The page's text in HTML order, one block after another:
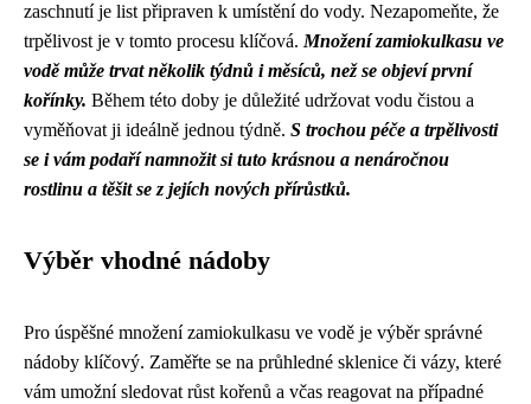
zaschnutí je list připraven k umístění do vody. Nezapomeňte, že
trpělivost je v tomto procesu klíčová. Množení zamiokulkasu ve
vodě může trvat několik týdnů i měsíců, než se objeví první
kořínky. Během této doby je důležité udržovat vodu čistou a
vyměňovat ji ideálně jednou týdně. S trochou péče a trpělivosti
se i vám podaří namnožit si tuto krásnou a nenáročnou
rostlinu a těšit se z jejích nových přírůstků.
Výběr vhodné nádoby
Pro úspěšné množení zamiokulkasu ve vodě je výběr správné
nádoby klíčový. Zaměřte se na průhledné sklenice či vázy, které
vám umožní sledovat růst kořenů a včas reagovat na případné